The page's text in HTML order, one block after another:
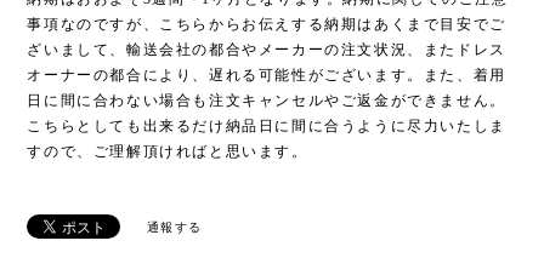
事項なのですが、こちらからお伝えする納期はあくまで目安でご
ざいまして、輸送会社の都合やメーカーの注文状況、またドレス
オーナーの都合により、遅れる可能性がございます。また、着用
日に間に合わない場合も注文キャンセルやご返金ができません。
こちらとしても出来るだけ納品日に間に合うように尽力いたしま
すので、ご理解頂ければと思います。
通報する